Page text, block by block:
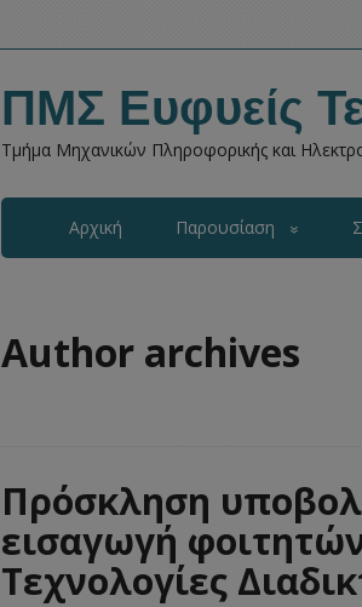
ΠΜΣ Ευφυείς
Τμήμα Μηχανικών Πληροφορικής και
Αρχική Παρουσίαση
Author archives
Πρόσκληση
εισαγωγή
Τεχνολογίες